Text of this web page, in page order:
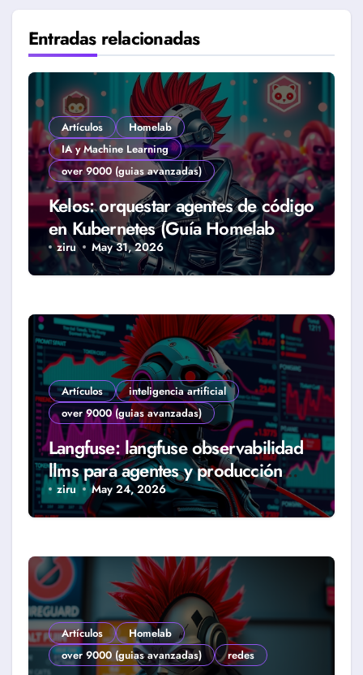
Entradas relacionadas
Artículos
Homelab
IA y Machine Learning
over 9000 (guias avanzadas)
Kelos: orquestar agentes de código
en Kubernetes (Guía Homelab
2026)
ziru May 31, 2026
Artículos
inteligencia artificial
over 9000 (guias avanzadas)
Langfuse: langfuse observabilidad
llms para agentes y producción
real (Guía 2026)
ziru May 24, 2026
Artículos
Homelab
over 9000 (guias avanzadas)
redes